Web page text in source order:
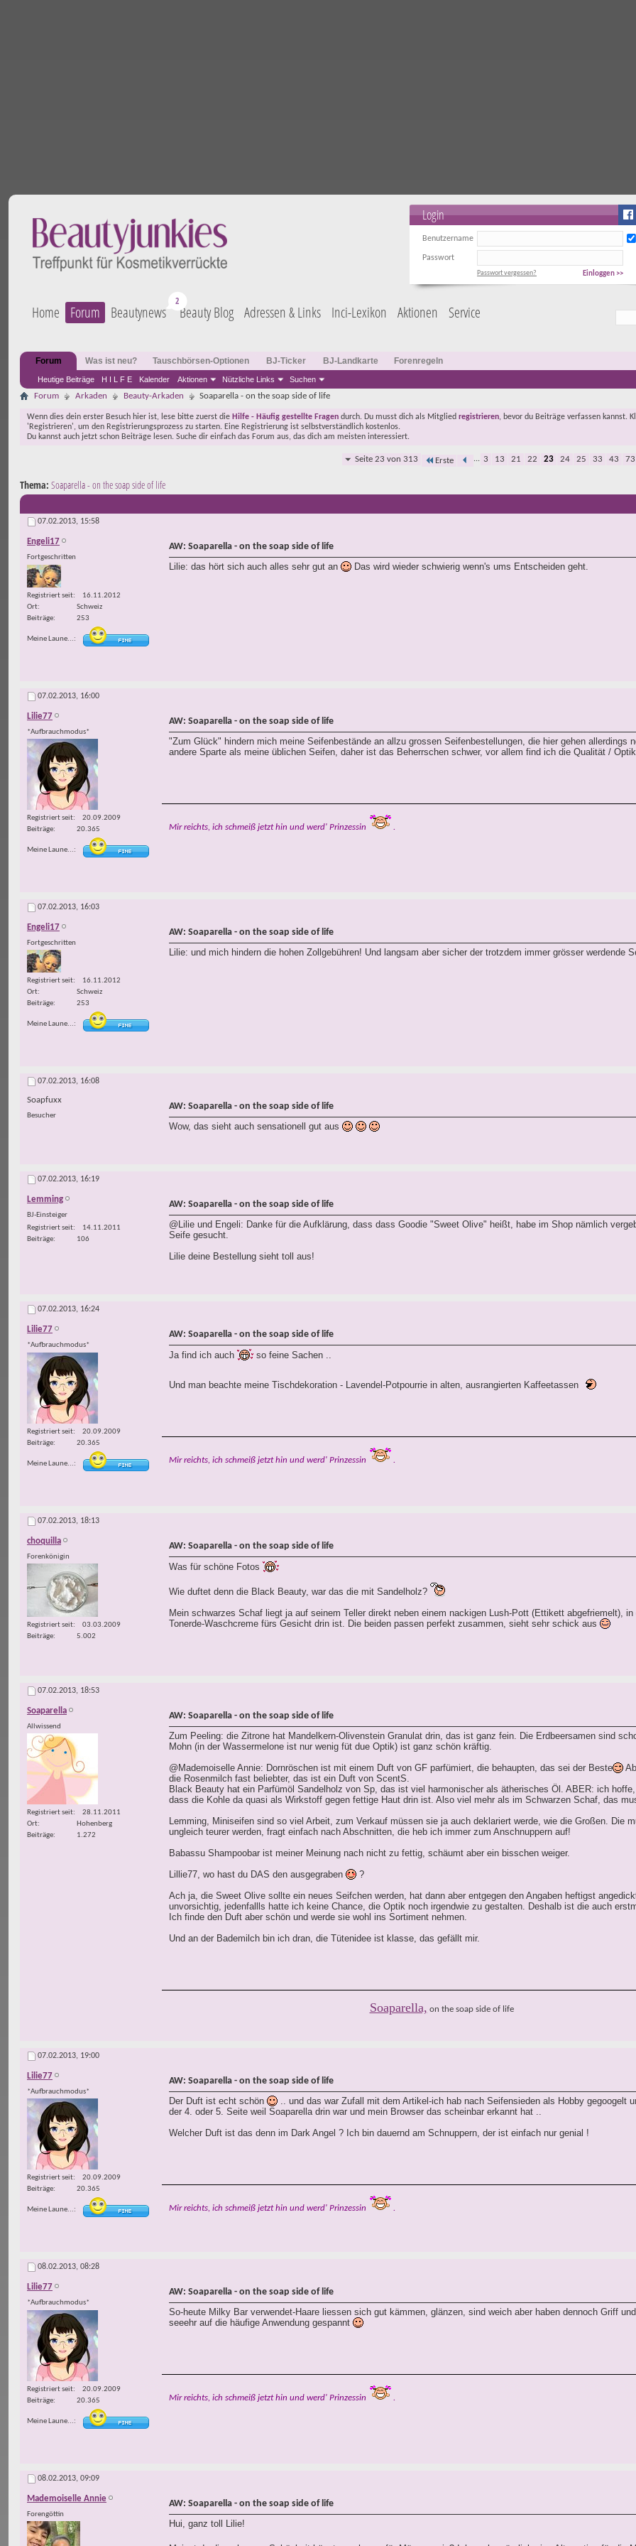
Login
Benutzername
Passwort
Einloggen >>
Passwort vergessen?
Home Forum Beautynews Beauty Blog Adressen & Links Inci-Lexikon Aktionen Service
Forum
Heutige Beiträge H I L F E Kalender Aktionen Nützliche Links Suchen
Was ist neu? Tauschbörsen-Optionen BJ-Ticker BJ-Landkarte Forenregeln
Forum Arkaden Beauty-Arkaden Soaparella - on the soap side of life
Wenn dies dein erster Besuch hier ist, lese bitte zuerst die Hilfe - Häufig gestellte Fragen durch. Du musst dich als Mitglied registrieren, bevor du Beiträge verfassen kannst.
'Registrieren', um den Registrierungsprozess zu starten. Eine Registrierung ist selbstverständlich kostenlos.
Du kannst auch jetzt schon Beiträge lesen. Suche dir einfach das Forum aus, das dich am meisten interessiert.
Seite 23 von 313 Erste ... 3 13 21 22 23 24 25 33 43 73
Thema: Soaparella - on the soap side of life
07.02.2013, 15:58
Engeli17
Fortgeschritten
Registriert seit
16.11.2012
Ort
Schweiz
Beiträge
253
Meine Laune...
AW: Soaparella - on the soap side of life
Lilie: das hört sich auch alles sehr gut an
Das wird wieder schwierig wenn's ums Entscheiden geht.
07.02.2013, 16:00
Lilie77
*Aufbrauchmodus*
Registriert seit
20.09.2009
Beiträge
20.365
Meine Laune...
AW: Soaparella - on the soap side of life
"Zum Glück" hindern mich meine Seifenbestände an allzu grossen Seifenbestellungen, die hier gehen allerdings
andere Sparte als meine üblichen Seifen, daher ist das Beherrschen schwer, vor allem find ich die Qualität /
Mir reichts, ich schmeiß jetzt hin und werd' Prinzessin .
07.02.2013, 16:03
Engeli17
Fortgeschritten
Registriert seit
16.11.2012
Ort
Schweiz
Beiträge
253
Meine Laune...
AW: Soaparella - on the soap side of life
Lilie: und mich hindern die hohen Zollgebühren! Und langsam aber sicher der trotzdem immer grösser werdende
07.02.2013, 16:08
Soapfuxx
Besucher
AW: Soaparella - on the soap side of life
Wow, das sieht auch sensationell gut aus
07.02.2013, 16:19
Lemming
BJ-Einsteiger
Registriert seit
14.11.2011
Beiträge
106
AW: Soaparella - on the soap side of life
@Lilie und Engeli: Danke für die Aufklärung, dass dass Goodie "Sweet Olive" heißt, habe im Shop nämlich
Seife gesucht.
Lilie deine Bestellung sieht toll aus!
07.02.2013, 16:24
Lilie77
*Aufbrauchmodus*
Registriert seit
20.09.2009
Beiträge
20.365
Meine Laune...
AW: Soaparella - on the soap side of life
Ja find ich auch
so feine Sachen ..
Und man beachte meine Tischdekoration - Lavendel-Potpourrie in alten, ausrangierten Kaffeetassen
Mir reichts, ich schmeiß jetzt hin und werd' Prinzessin .
07.02.2013, 18:13
choquilla
Forenkönigin
Registriert seit
03.03.2009
Beiträge
5.002
AW: Soaparella - on the soap side of life
Was für schöne Fotos
Wie duftet denn die Black Beauty, war das die mit Sandelholz?
Mein schwarzes Schaf liegt ja auf seinem Teller direkt neben einem nackigen Lush-Pott (Ettikett abgefriemelt), in
Tonerde-Waschcreme fürs Gesicht drin ist. Die beiden passen perfekt zusammen, sieht sehr schick aus
07.02.2013, 18:53
Soaparella
Allwissend
Registriert seit
28.11.2011
Ort
Hohenberg
Beiträge
1.272
AW: Soaparella - on the soap side of life
Zum Peeling: die Zitrone hat Mandelkern-Olivenstein Granulat drin, das ist ganz fein. Die Erdbeersamen sind
Mohn (in der Wassermelone ist nur wenig füt due Optik) ist ganz schön kräftig.
@Mademoiselle Annie: Dornröschen ist mit einem Duft von GF parfümiert, die behaupten, das sei der Beste
die Rosenmilch fast beliebter, das ist ein Duft von ScentS.
Black Beauty hat ein Parfümöl Sandelholz von Sp, das ist viel harmonischer als ätherisches Öl. ABER: ich
dass die Kohle da quasi als Wirkstoff gegen fettige Haut drin ist. Also viel mehr als im Schwarzen Schaf, das
Lemming, Miniseifen sind so viel Arbeit, zum Verkauf müssen sie ja auch deklariert werde, wie die Großen. Die
ungleich teurer werden, fragt einfach nach Abschnitten, die heb ich immer zum Anschnuppern auf!
Babassu Shampoobar ist meiner Meinung nach nicht zu fettig, schäumt aber ein bisschen weiger.
Lillie77, wo hast du DAS den ausgegraben
?
Ach ja, die Sweet Olive sollte ein neues Seifchen werden, hat dann aber entgegen den Angaben heftigst
unvorsichtig, jedenfallls hatte ich keine Chance, die Optik noch irgendwie zu gestalten. Deshalb ist die auch
Ich finde den Duft aber schön und werde sie wohl ins Sortiment nehmen.
Und an der Bademilch bin ich dran, die Tütenidee ist klasse, das gefällt mir.
Soaparella, on the soap side of life
07.02.2013, 19:00
Lilie77
*Aufbrauchmodus*
Registriert seit
20.09.2009
Beiträge
20.365
Meine Laune...
AW: Soaparella - on the soap side of life
Der Duft ist echt schön
.. und das war Zufall mit dem Artikel-ich hab nach Seifensieden als Hobby gegoogelt
der 4. oder 5. Seite weil Soaparella drin war und mein Browser das scheinbar erkannt hat ..
Welcher Duft ist das denn im Dark Angel ? Ich bin dauernd am Schnuppern, der ist einfach nur genial !
Mir reichts, ich schmeiß jetzt hin und werd' Prinzessin .
08.02.2013, 08:28
Lilie77
*Aufbrauchmodus*
Registriert seit
20.09.2009
Beiträge
20.365
Meine Laune...
AW: Soaparella - on the soap side of life
So-heute Milky Bar verwendet-Haare liessen sich gut kämmen, glänzen, sind weich aber haben dennoch Griff
seeehr auf die häufige Anwendung gespannt
Mir reichts, ich schmeiß jetzt hin und werd' Prinzessin .
08.02.2013, 09:09
Mademoiselle Annie
Forengöttin
AW: Soaparella - on the soap side of life
Hui, ganz toll Lilie!